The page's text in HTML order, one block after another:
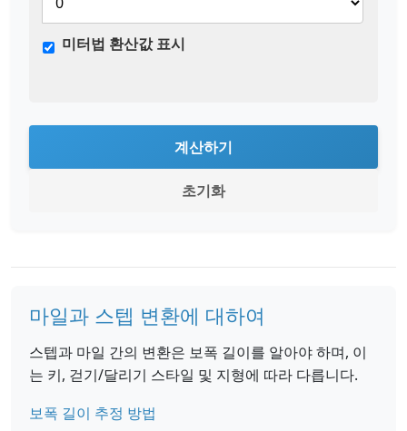
미터법 환산값 표시
계산하기
초기화
마일과 스텝 변환에 대하여
스텝과 마일 간의 변환은 보폭 길이를 알아야 하며, 이
는 키, 걷기/달리기 스타일 및 지형에 따라 다릅니다.
보폭 길이 추정 방법